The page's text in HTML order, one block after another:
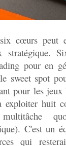
cœurs peut
pour en
sweet spot
pour les
exploiter huit
C'est un
qui